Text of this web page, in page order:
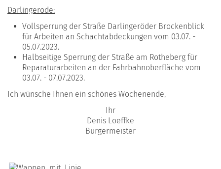
Darlingerode:
Vollsperrung der Straße Darlingeröder Brockenblick
für Arbeiten an Schachtabdeckungen vom 03.07. -
05.07.2023.
Halbseitige Sperrung der Straße am Rotheberg für
Reparaturarbeiten an der Fahrbahnoberfläche vom
03.07. - 07.07.2023.
Ich wünsche Ihnen ein schönes Wochenende,
Ihr
Denis Loeffke
Bürgermeister